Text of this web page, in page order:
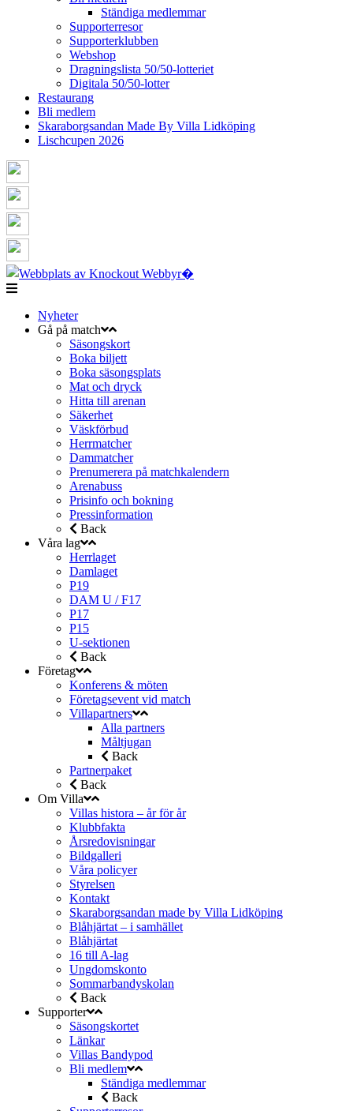
Ständiga medlemmar
Supporterresor
Supporterklubben
Webshop
Dragningslista 50/50-lotteriet
Digitala 50/50-lotter
Restaurang
Bli medlem
Skaraborgsandan Made By Villa Lidköping
Lischcupen 2026
Nyheter
Gå på match
Säsongskort
Boka biljett
Boka säsongsplats
Mat och dryck
Hitta till arenan
Säkerhet
Väskförbud
Herrmatcher
Dammatcher
Prenumerera på matchkalendern
Arenabuss
Prisinfo och bokning
Pressinformation
Back
Våra lag
Herrlaget
Damlaget
P19
DAM U / F17
P17
P15
U-sektionen
Back
Företag
Konferens & möten
Företagsevent vid match
Villapartners
Alla partners
Måltjugan
Back
Partnerpaket
Back
Om Villa
Villas histora – år för år
Klubbfakta
Årsredovisningar
Bildgalleri
Våra policyer
Styrelsen
Kontakt
Skaraborgsandan made by Villa Lidköping
Blåhjärtat – i samhället
Blåhjärtat
16 till A-lag
Ungdomskonto
Sommarbandyskolan
Back
Supporter
Säsongskortet
Länkar
Villas Bandypod
Bli medlem
Ständiga medlemmar
Back